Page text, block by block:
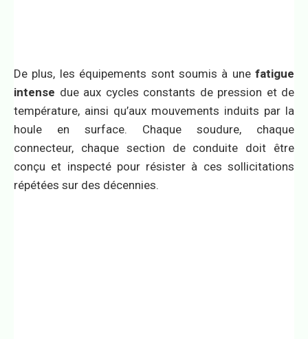
De plus, les équipements sont soumis à une fatigue
intense due aux cycles constants de pression et de
température, ainsi qu’aux mouvements induits par la
houle en surface. Chaque soudure, chaque
connecteur, chaque section de conduite doit être
conçu et inspecté pour résister à ces sollicitations
répétées sur des décennies.